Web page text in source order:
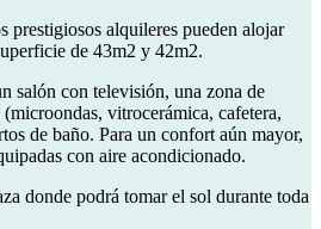
prestigiosos alquileres pueden alojar
de 43m2 y 42m2.
salón con televisión, una zona de
vitrocerámica, cafetera,
de baño. Para un confort aún mayor,
con aire acondicionado.
donde podrá tomar el sol durante toda